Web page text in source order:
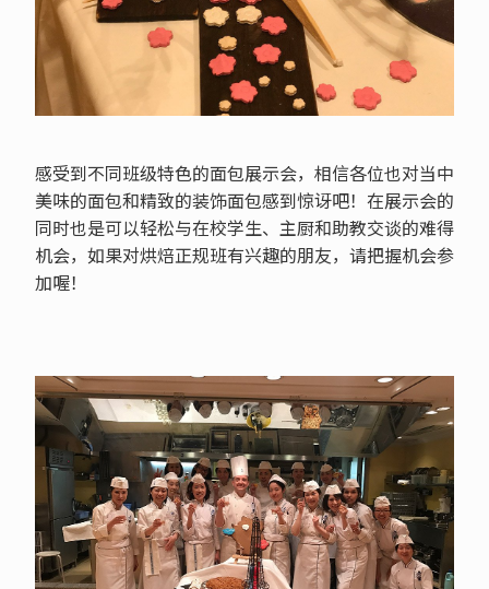
感受到不同班级特色的面包展示会，相信各位也对当中
美味的面包和精致的装饰面包感到惊讶吧！在展示会的
同时也是可以轻松与在校学生、主厨和助教交谈的难得
机会，如果对烘焙正规班有兴趣的朋友，请把握机会参
加喔！